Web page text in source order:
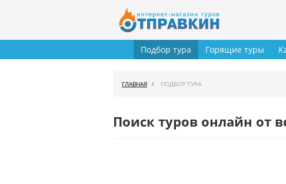
Подбор тура Горящие туры
ГЛАВНАЯ ПОДБОР ТУРА
Поиск туров онлайн от